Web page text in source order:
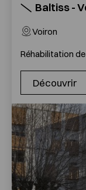
Baltiss -
Voiron
Réhabilitation
Découvrir